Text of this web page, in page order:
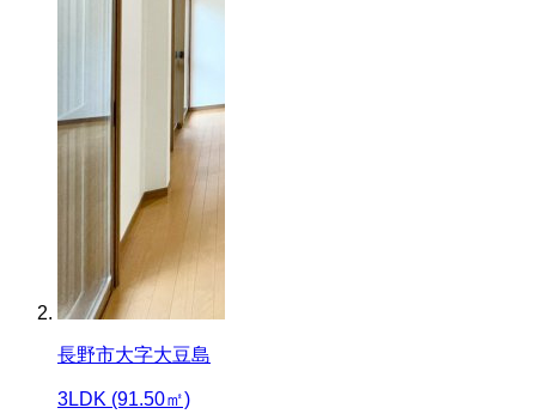
長野市大字大豆島
3LDK (91.50㎡)